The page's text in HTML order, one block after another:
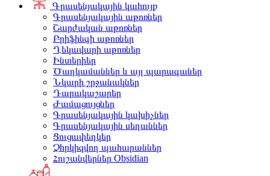
Գրասենյակային կահույք
Գրասենյակային աթոռներ
Շարժական աթոռներ
Բրիֆինգի աթոռներ
Ղեկավարի աթոռներ
Ինտերիեր
Ծաղկամաններ և այլ պարագաներ
Նկարի շրջանակներ
Դարակաշարեր
Ժամացույցներ
Գրասենյակային կախիչներ
Գրասենյակային սեղաններ
Ցուցափեղկեր
Չհրկիզվող պահարաններ
Հուշանվերներ Obsidian